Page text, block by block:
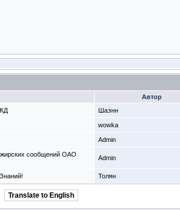
Автор
Шаэнн
wowka
Admin
сообщений ОАО
Admin
Толян
Translate to English